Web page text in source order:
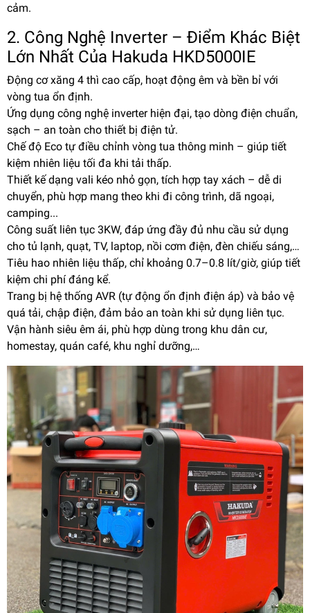
cảm.
2. Công Nghệ Inverter – Điểm Khác Biệt
Lớn Nhất Của Hakuda HKD5000IE
Động cơ xăng 4 thì cao cấp, hoạt động êm và bền bỉ với
vòng tua ổn định.
Ứng dụng công nghệ inverter hiện đại, tạo dòng điện chuẩn,
sạch – an toàn cho thiết bị điện tử.
Chế độ Eco tự điều chỉnh vòng tua thông minh – giúp tiết
kiệm nhiên liệu tối đa khi tải thấp.
Thiết kế dạng vali kéo nhỏ gọn, tích hợp tay xách – dễ di
chuyển, phù hợp mang theo khi đi công trình, dã ngoại,
camping...
Công suất liên tục 3KW, đáp ứng đầy đủ nhu cầu sử dụng
cho tủ lạnh, quạt, TV, laptop, nồi cơm điện, đèn chiếu sáng,…
Tiêu hao nhiên liệu thấp, chỉ khoảng 0.7–0.8 lít/giờ, giúp tiết
kiệm chi phí đáng kể.
Trang bị hệ thống AVR (tự động ổn định điện áp) và bảo vệ
quá tải, chập điện, đảm bảo an toàn khi sử dụng liên tục.
Vận hành siêu êm ái, phù hợp dùng trong khu dân cư,
homestay, quán café, khu nghỉ dưỡng,…